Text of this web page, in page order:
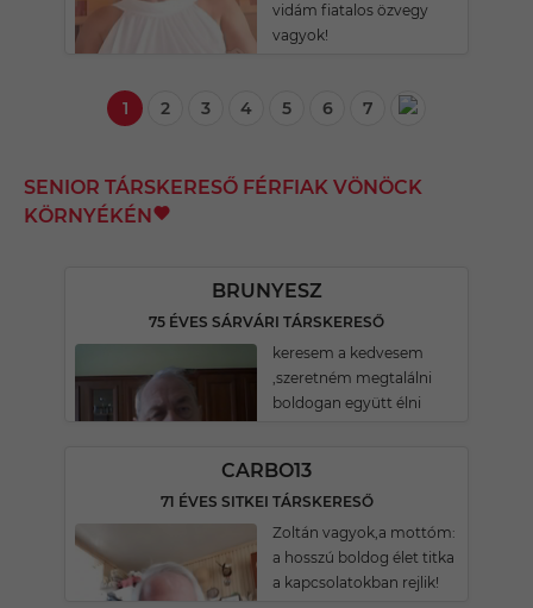
vidám fiatalos özvegy
vagyok!
1 2 3 4 5 6 7
SENIOR TÁRSKERESŐ FÉRFIAK VÖNÖCK
KÖRNYÉKÉN
BRUNYESZ
75 ÉVES SÁRVÁRI TÁRSKERESŐ
keresem a kedvesem
,szeretném megtalálni
boldogan együtt élni
CARBO13
71 ÉVES SITKEI TÁRSKERESŐ
Zoltán vagyok,a mottóm:
a hosszú boldog élet titka
a kapcsolatokban rejlik!